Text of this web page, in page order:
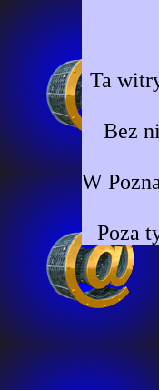
Ta
Bez
W
Poza